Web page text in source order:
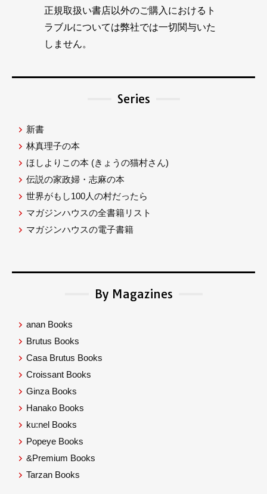
正規取扱い書店以外のご購入におけるト
ラブルについては弊社では一切関与いた
しません。
Series
新書
林真理子の本
ほしよりこの本 (きょうの猫村さん)
伝説の家政婦・志麻の本
世界がもし100人の村だったら
マガジンハウスの全書籍リスト
マガジンハウスの電子書籍
By Magazines
anan Books
Brutus Books
Casa Brutus Books
Croissant Books
Ginza Books
Hanako Books
ku:nel Books
Popeye Books
&Premium Books
Tarzan Books